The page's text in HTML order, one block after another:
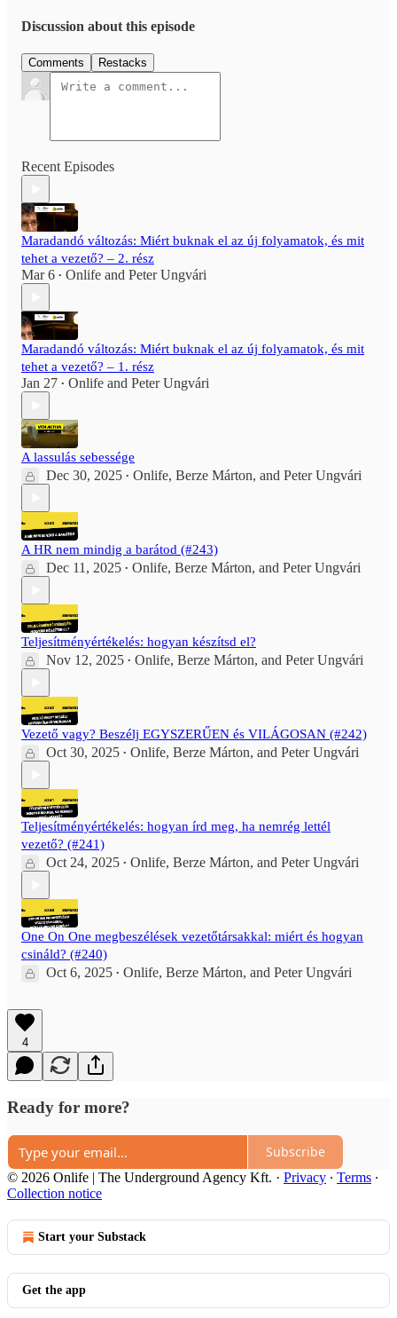
Discussion about this episode
Comments Restacks
Recent Episodes
Maradandó változás: Miért buknak el az új folyamatok, és mit
tehet a vezető? – 2. rész
Mar 6 • Onlife and Peter Ungvári
Maradandó változás: Miért buknak el az új folyamatok, és mit
tehet a vezető? – 1. rész
Jan 27 • Onlife and Peter Ungvári
A lassulás sebessége
Dec 30, 2025 • Onlife, Berze Márton, and Peter Ungvári
A HR nem mindig a barátod (#243)
Dec 11, 2025 • Onlife, Berze Márton, and Peter Ungvári
Teljesítményértékelés: hogyan készítsd el?
Nov 12, 2025 • Onlife, Berze Márton, and Peter Ungvári
Vezető vagy? Beszélj EGYSZERŰEN és VILÁGOSAN (#242)
Oct 30, 2025 • Onlife, Berze Márton, and Peter Ungvári
Teljesítményértékelés: hogyan írd meg, ha nemrég lettél
vezető? (#241)
Oct 24, 2025 • Onlife, Berze Márton, and Peter Ungvári
One On One megbeszélések vezetőtársakkal: miért és hogyan
csináld? (#240)
Oct 6, 2025 • Onlife, Berze Márton, and Peter Ungvári
4
Ready for more?
Subscribe
© 2026 Onlife | The Underground Agency Kft. · Privacy ∙ Terms ∙
Collection notice
Start your Substack
Get the app